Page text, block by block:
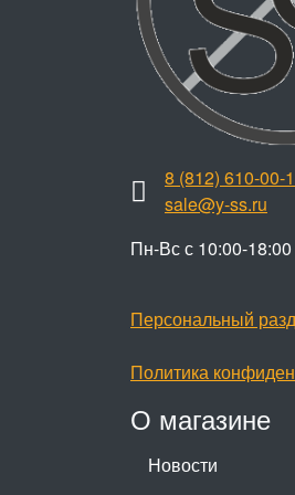
О магазине
Новости
8 (812) 610-00-
sale@y-ss.ru
Пн-Вс с 10:00-18:00
Персональный
Политика